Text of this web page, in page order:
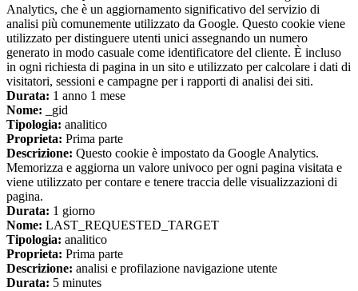
Analytics, che è un aggiornamento significativo del servizio di
analisi più comunemente utilizzato da Google. Questo cookie viene
utilizzato per distinguere utenti unici assegnando un numero
generato in modo casuale come identificatore del cliente. È incluso
in ogni richiesta di pagina in un sito e utilizzato per calcolare i dati di
visitatori, sessioni e campagne per i rapporti di analisi dei siti.
Durata: 1 anno 1 mese
Nome: _gid
Tipologia: analitico
Proprieta: Prima parte
Descrizione: Questo cookie è impostato da Google Analytics.
Memorizza e aggiorna un valore univoco per ogni pagina visitata e
viene utilizzato per contare e tenere traccia delle visualizzazioni di
pagina.
Durata: 1 giorno
Nome: LAST_REQUESTED_TARGET
Tipologia: analitico
Proprieta: Prima parte
Descrizione: analisi e profilazione navigazione utente
Durata: 5 minutes